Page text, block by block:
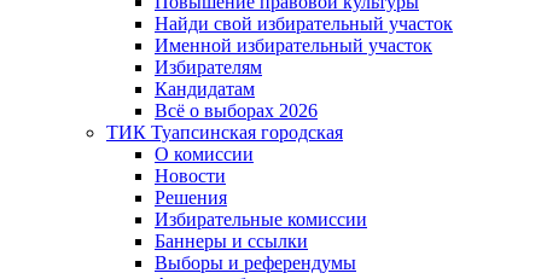
Найди свой избирательный участок
Именной избирательный участок
Избирателям
Кандидатам
Всё о выборах 2026
ТИК Туапсинская городская
О комиссии
Новости
Решения
Избирательные комиссии
Баннеры и ссылки
Выборы и референдумы